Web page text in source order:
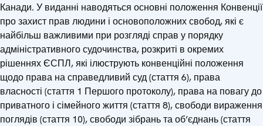
Канади. У виданні наводяться основні положення Конвенції
про захист прав людини і основоположних свобод, які є
найбільш важливими при розгляді справ у порядку
адміністративного судочинства, розкриті в окремих
рішеннях ЄСПЛ, які ілюструють конвенційні положення
щодо права на справедливий суд (стаття 6), права
власності (стаття 1 Першого протоколу), права на повагу до
приватного і сімейного життя (стаття 8), свободи вираження
поглядів (стаття 10), свободи зібрань та об’єднань (стаття